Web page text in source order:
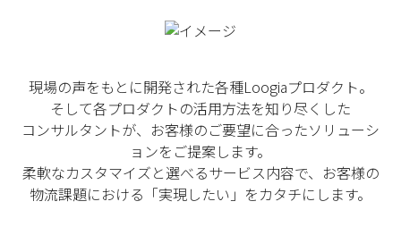
現場の声をもとに開発された各種Loogiaプロダクト。
そして各プロダクトの活用方法を知り尽くした
コンサルタントが、お客様のご要望に合ったソリューシ
ョンをご提案します。
柔軟なカスタマイズと選べるサービス内容で、お客様の
物流課題における「実現したい」をカタチにします。